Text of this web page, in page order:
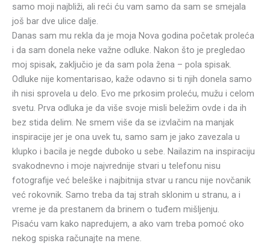
samo moji najbliži, ali reći ću vam samo da sam se smejala
još bar dve ulice dalje.
Danas sam mu rekla da je moja Nova godina početak proleća
i da sam donela neke važne odluke. Nakon što je pregledao
moj spisak, zaključio je da sam pola žena – pola spisak.
Odluke nije komentarisao, kaže odavno si ti njih donela samo
ih nisi sprovela u delo. Evo me prkosim proleću, mužu i celom
svetu. Prva odluka je da više svoje misli beležim ovde i da ih
bez stida delim. Ne smem više da se izvlačim na manjak
inspiracije jer je ona uvek tu, samo sam je jako zavezala u
klupko i bacila je negde duboko u sebe. Nailazim na inspiraciju
svakodnevno i moje najvrednije stvari u telefonu nisu
fotografije već beleške i najbitnija stvar u rancu nije novčanik
već rokovnik. Samo treba da taj strah sklonim u stranu, a i
vreme je da prestanem da brinem o tuđem mišljenju.
Pisaću vam kako napredujem, a ako vam treba pomoć oko
nekog spiska računajte na mene.